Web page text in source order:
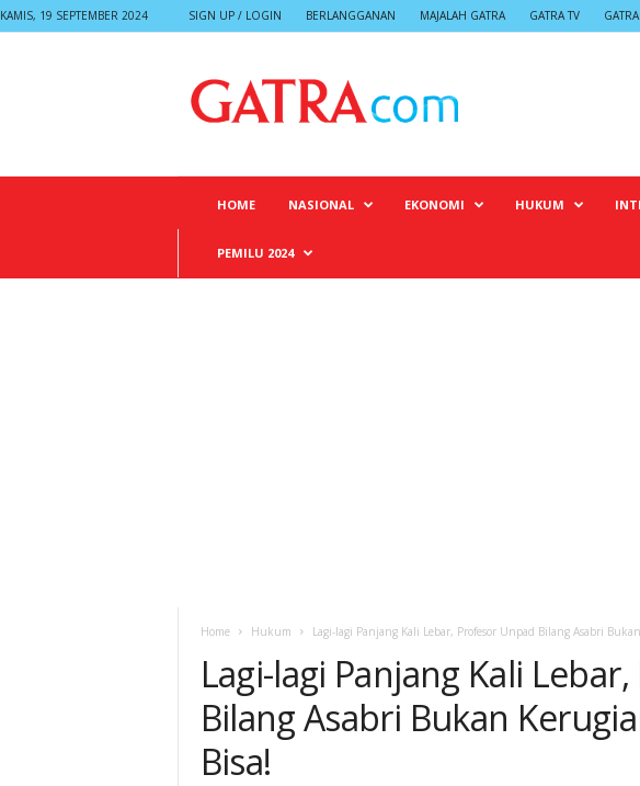
KAMIS, 19 SEPTEMBER 2024 SIGN UP / LOGIN BERLANGGANAN MAJALAH GATRA GATRA TV
HOME NASIONAL EKONOMI HUKUM
PEMILU 2024
Home Hukum Lagi-lagi Panjang Kali Lebar, Profesor Unpad Bilang Asabri
Lagi-lagi Panjang Kali
Bilang Asabri Bukan
Bisa!